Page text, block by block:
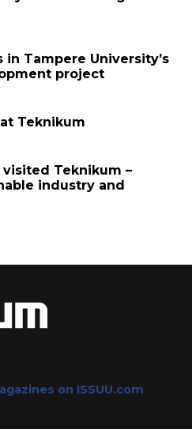
Tampere University’s
project
Teknikum
Teknikum –
industry and
on ISSUU.com